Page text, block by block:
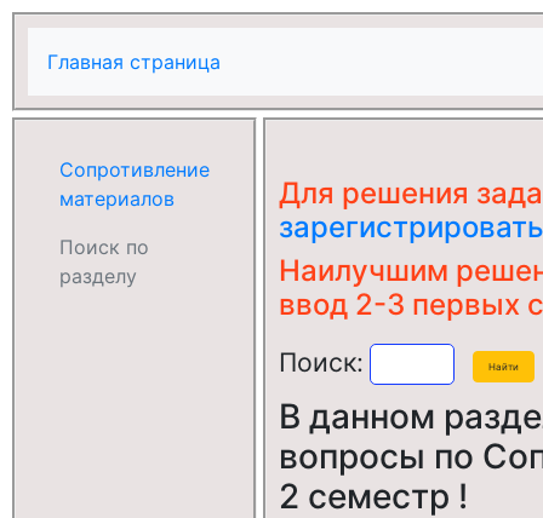
Главная страница
Для решения
Наилучшим
ввод 2-3 первых
Поиск:
В данном
вопросы по
2 семестр !
Сопротивление
материалов
Поиск по
разделу